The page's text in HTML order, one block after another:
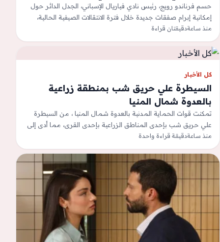
حسم فرناندو رويج، رئيس نادي فياريال الإسباني، الجدل الدائر حول
إمكانية إبرام صفقات جديدة خلال فترة الانتقالات الصيفية الحالية،
وذلك في ظل…
منذ ساعةدقيقتان قراءة
كل الأخبار
السيطرة علي حريق شب بمنطقة زراعية
بالعدوة شمال المنيا
تمكنت قوات الحماية المدنية بالعدوة شمال المنيا ، من السيطرة
علي حريق شب بإحدى المناطق الزراعية بإحدى القرى، مما أدى إلى
تصاعد…
منذ ساعةدقيقة قراءة واحدة